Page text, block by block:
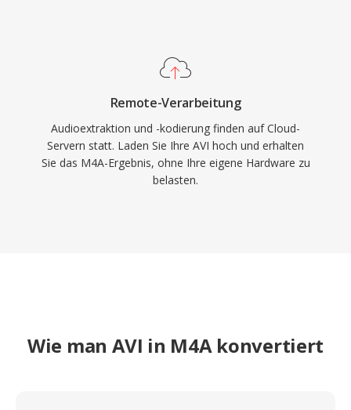
Remote-Verarbeitung
Audioextraktion und -kodierung finden auf Cloud-
Servern statt. Laden Sie Ihre AVI hoch und erhalten
Sie das M4A-Ergebnis, ohne Ihre eigene Hardware zu
belasten.
Wie man AVI in M4A konvertiert